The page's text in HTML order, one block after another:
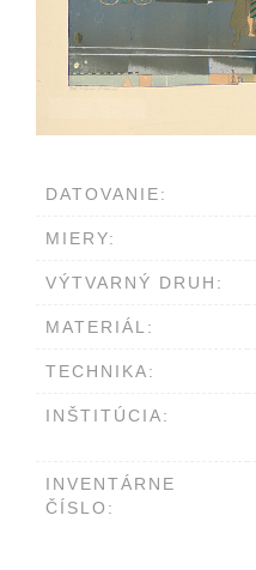
DATOVANIE:
MIERY:
VÝTVARNÝ DRUH:
MATERIÁL:
TECHNIKA:
INŠTITÚCIA:
INVENTÁRNE
ČÍSLO: